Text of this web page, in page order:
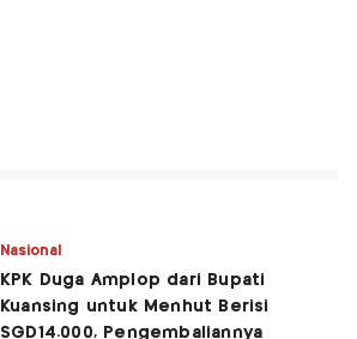
Nasional
KPK Duga Amplop dari Bupati
Kuansing untuk Menhut Berisi
SGD14.000, Pengembaliannya